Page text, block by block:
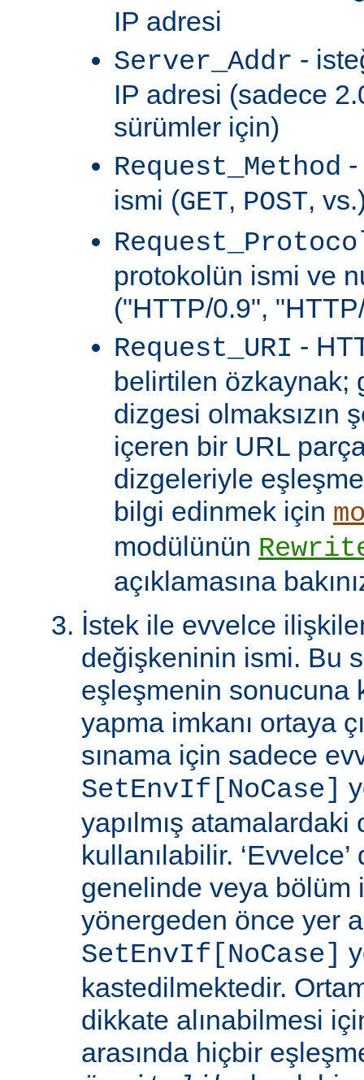
IP adresi
Server_Addr -
IP adresi (sadece
sürümler için)
Request_Method -
ismi (GET, POST,
protokolün ismi ve
("HTTP/0.9",
Request_URI -
belirtilen özkaynak;
dizgesi olmaksızın
içeren bir URL
dizgeleriyle
bilgi edinmek için
modülünün
açıklamasına
İstek ile evvelce
değişkeninin ismi. Bu
eşleşmenin sonucuna
yapma imkanı ortaya
sınama için sadece
SetEnvIf[NoCase]
yapılmış
kullanılabilir.
genelinde veya bölüm
yönergeden önce yer
SetEnvIf[NoCase]
kastedilmektedir.
dikkate alınabilmesi
arasında hiçbir